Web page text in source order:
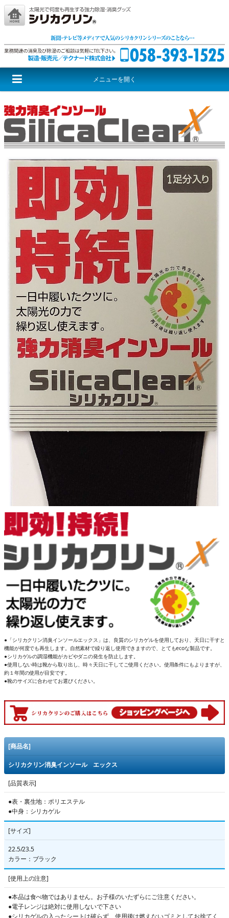
メニューを開く
尊厳シリーズ 音援団シリーズ レッドウルフ
●「シリカクリン消臭インソールエックス」は、良質のシリカゲルを使用しており、天日に干すと
機能が何度でも再生します。自然素材で繰り返し使用できますので、とてもecoな製品です。
●シリカゲルの調湿機能がカビやダニの発生を防止します。
●使用しない時は靴から取り出し、時々天日に干してご使用ください。使用条件にもよりますが、
約１年間の使用が目安です。
●靴のサイズに合わせてお選びください。
[商品名]
シリカクリン消臭インソール エックス
[品質表示]
●表・裏生地：ポリエステル
●中身：シリカゲル
[サイズ]
22.5/23.5
カラー：ブラック
[使用上の注意]
●本品は食べ物ではありません。お子様のいたずらにご注意ください。
●電子レンジは絶対に使用しないで下さい
●シリカゲルの入ったシートは破らず、使用後は燃えないゴミとしてお捨てく